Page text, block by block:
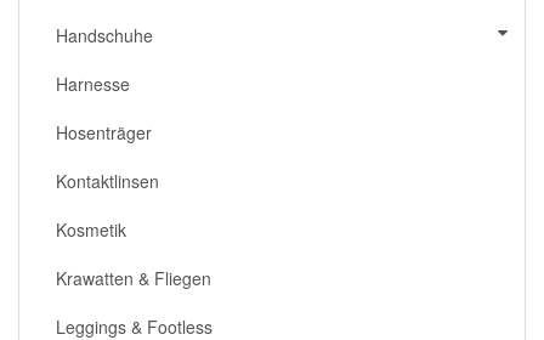
Handschuhe
Harnesse
Hosenträger
Kontaktlinsen
Kosmetik
Krawatten & Fliegen
Leggings & Footless